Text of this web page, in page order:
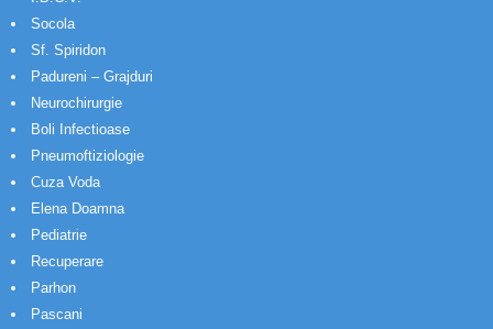
Socola
Sf. Spiridon
Padureni – Grajduri
Neurochirurgie
Boli Infectioase
Pneumoftiziologie
Cuza Voda
Elena Doamna
Pediatrie
Recuperare
Parhon
Pascani